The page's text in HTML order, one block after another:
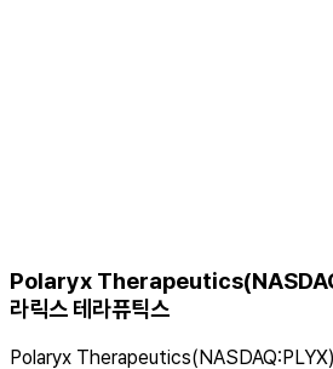
Polaryx
라릭스 테라퓨틱스
Polaryx Therapeutics(NASDAQ:PLYX)